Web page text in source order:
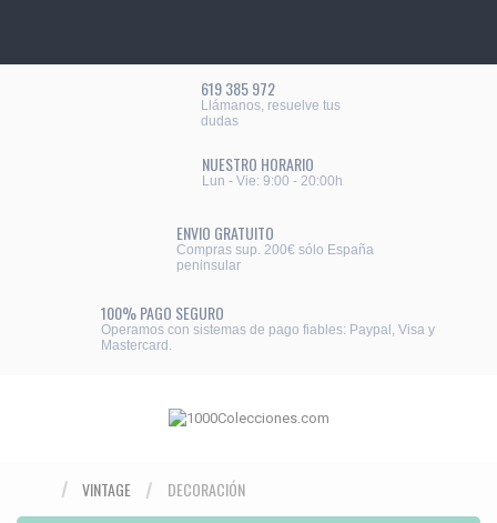
619 385 972
Llámanos, resuelve tus
dudas
NUESTRO HORARIO
Lun - Vie: 9:00 - 20:00h
ENVIO GRATUITO
Compras sup. 200€ sólo España
peninsular
100% PAGO SEGURO
Operamos con sistemas de pago fiables: Paypal, Visa y
Mastercard.
VINTAGE DECORACIÓN